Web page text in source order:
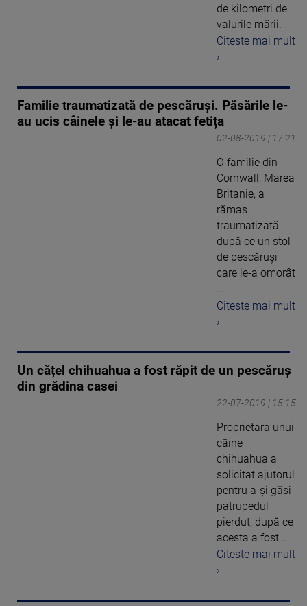
de kilometri de
valurile mării.
Citeste mai mult
›
Familie traumatizată de pescăruși. Păsările le-
au ucis câinele și le-au atacat fetița
02-08-2019 | 17:21
O familie din
Cornwall, Marea
Britanie, a
rămas
traumatizată
după ce un stol
de pescăruși
care le-a omorât
...
Citeste mai mult
›
Un cățel chihuahua a fost răpit de un pescăruș
din grădina casei
22-07-2019 | 15:15
Proprietara unui
câine
chihuahua a
solicitat ajutorul
pentru a-şi găsi
patrupedul
pierdut, după ce
acesta a fost ...
Citeste mai mult
›